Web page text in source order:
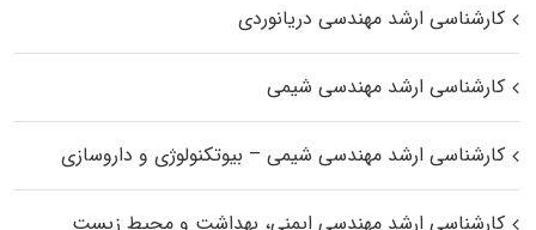
کارشناسی ارشد مهندسی دریانوردی
کارشناسی ارشد مهندسی شیمی
کارشناسی ارشد مهندسی شیمی – بیوتکنولوژی و داروسازی
کارشناسی ارشد مهندسی ایمنی، بهداشت و محیط زیست